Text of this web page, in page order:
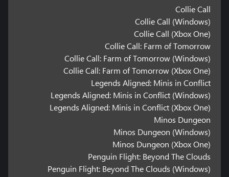
Collie Call
Collie Call (Windows)
Collie Call (Xbox One)
Collie Call: Farm of Tomorrow
Collie Call: Farm of Tomorrow (Windows)
Collie Call: Farm of Tomorrow (Xbox One)
Legends Aligned: Minis in Conflict
Legends Aligned: Minis in Conflict (Windows)
Legends Aligned: Minis in Conflict (Xbox One)
Minos Dungeon
Minos Dungeon (Windows)
Minos Dungeon (Xbox One)
Penguin Flight: Beyond The Clouds
Penguin Flight: Beyond The Clouds (Windows)